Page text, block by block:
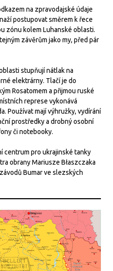
na zpravodajské údaje
postupovat směrem k řece
zónu kolem Luhanské oblasti.
závěrům jako my, před pár
stupňují nátlak na
elektrárny. Tlačí je do
Rosatomem a přijmou ruské
represe vykonává
Používat mají výhružky, vydírání
prostředky a drobný osobní
či notebooky.
centrum pro ukrajinské tanky
obrany Mariusze Błaszczaka
Bumar ve slezských